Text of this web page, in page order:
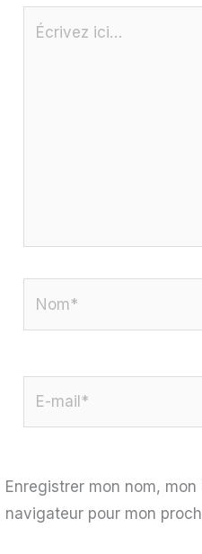
Écrivez
Enregistrer mon nom,
navigateur pour mon